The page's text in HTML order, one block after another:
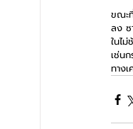
ขณะ
ลง ซ
ในไ
เช่น
ทาง